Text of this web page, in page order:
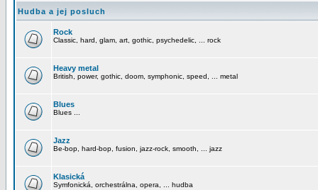
Hudba a jej posluch
Rock
Classic, hard, glam, art, gothic, psychedelic, ... rock
Heavy metal
British, power, gothic, doom, symphonic, speed, ... metal
Blues
Blues ...
Jazz
Be-bop, hard-bop, fusion, jazz-rock, smooth, ... jazz
Klasická
Symfonická, orchestrálna, opera, ... hudba